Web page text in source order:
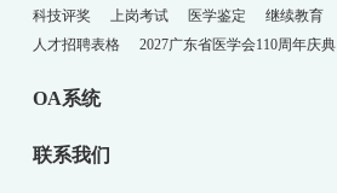
科技评奖 上岗考试 医学鉴定 继续教育
人才招聘表格
2027广东省医学会110周年庆典
OA系统
联系我们